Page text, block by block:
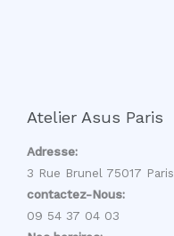
Atelier Asus Paris
Adresse:
3 Rue Brunel 75017 Paris
contactez-Nous:
09 54 37 04 03